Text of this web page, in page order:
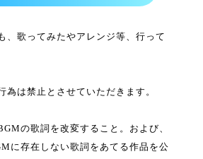
、歌ってみたやアレンジ等、行って
は禁止とさせていただきます。
の歌詞を改変すること。および、
に存在しない歌詞をあてる作品を公